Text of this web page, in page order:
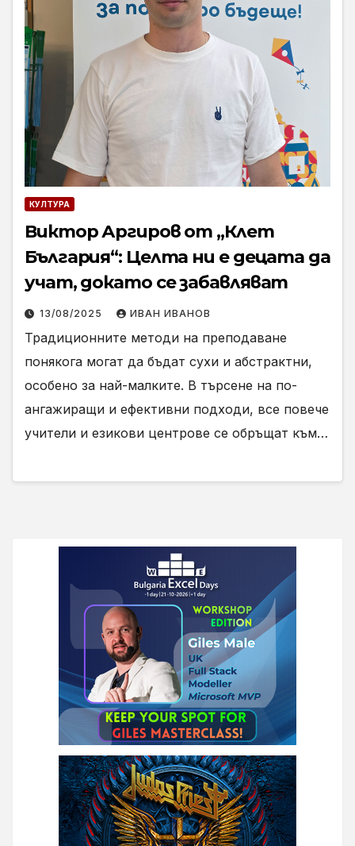
КУЛТУРА
Виктор Аргиров от „Клет
България“: Целта ни е децата да
учат, докато се забавляват
13/08/2025 ИВАН ИВАНОВ
Традиционните методи на преподаване
понякога могат да бъдат сухи и абстрактни,
особено за най-малките. В търсене на по-
ангажиращи и ефективни подходи, все повече
учители и езикови центрове се обръщат към…